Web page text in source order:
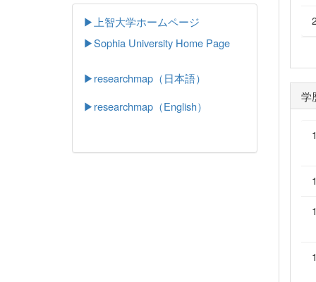
学
▶上智大学ホームページ
▶Sophia University Home Page
▶researchmap（日本語）
▶researchmap（English）